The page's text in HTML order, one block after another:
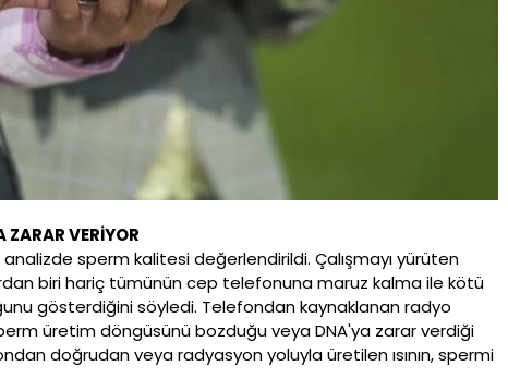
VERİYOR
analizde sperm kalitesi değerlendirildi. Çalışmayı yürüten
biri hariç tümünün cep telefonuna maruz kalma ile kötü
gösterdiğini söyledi. Telefondan kaynaklanan radyo
üretim döngüsünü bozduğu veya DNA'ya zarar verdiği
doğrudan veya radyasyon yoluyla üretilen ısının, spermi